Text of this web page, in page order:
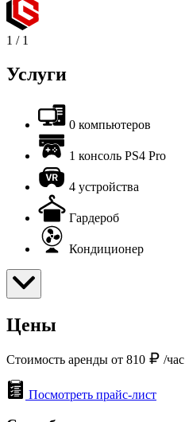
1 / 1
Услуги
0 компьютеров
1 консоль PS4 Pro
4 устройства
Гардероб
Кондиционер
Цены
Стоимость аренды от 810 /час
Посмотреть прайс-лист